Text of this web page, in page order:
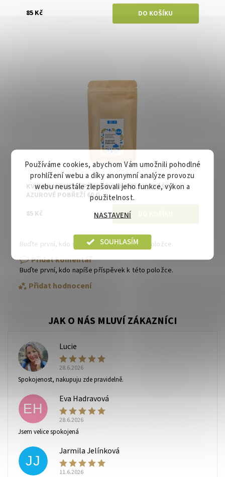
85 Kč
Kvitok
KVITOK MAGICKÁ PĚNA DO KOUPELE V PRÁŠKU -
AZUROVÉ POBŘEŽÍ 60 G
85 Kč
Buďte první, kdo napíše příspěvek k této položce.
Přidat komentář
Buďte první, kdo napíše příspěvek k této položce.
Přidat hodnocení
Vaše osobní údaje budou zpracovány dle
ochrany osobních údajů
L
Lucie
28.6.2026
Spokojenost, nakupuju zde pravidelně.
EH
Eva Hadravová
28.6.2026
Jsem velice spokojená
JJ
Jarmila Jelínková
11.6.2026
Používáme cookies, abychom Vám umožnili pohodlné
prohlížení webu a díky anonymní analýze provozu
webu neustále zlepšovali jeho funkce, výkon a
použitelnost.
NASTAVENÍ
SOUHLASÍM